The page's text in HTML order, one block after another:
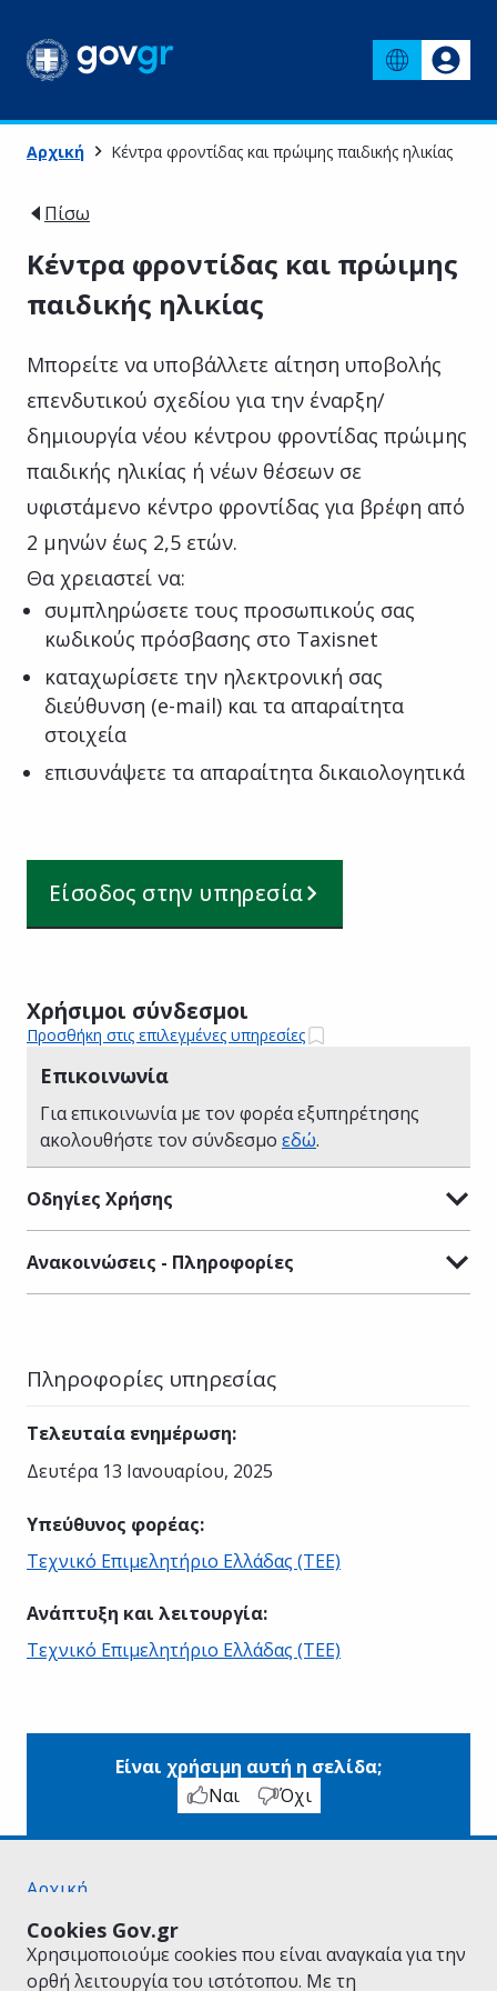
Cookies Gov.gr
Χρησιμοποιούμε cookies που είναι αναγκαία για την
ορθή λειτουργία του ιστότοπου. Με τη
Αρχική Κέντρα φροντίδας και πρώιμης παιδικής ηλικίας
Πίσω
Κέντρα φροντίδας και πρώιμης
παιδικής ηλικίας
Μπορείτε να υποβάλλετε αίτηση υποβολής
επενδυτικού σχεδίου για την έναρξη/
δημιουργία νέου κέντρου φροντίδας πρώιμης
παιδικής ηλικίας ή νέων θέσεων σε
υφιστάμενο κέντρο φροντίδας για βρέφη από
2 μηνών έως 2,5 ετών.
Θα χρειαστεί να:
συμπληρώσετε τους προσωπικούς σας
κωδικούς πρόσβασης στο Taxisnet
καταχωρίσετε την ηλεκτρονική σας
διεύθυνση (e-mail) και τα απαραίτητα
στοιχεία
επισυνάψετε τα απαραίτητα δικαιολογητικά
Είσοδος στην υπηρεσία
Χρήσιμοι σύνδεσμοι
Προσθήκη στις επιλεγμένες υπηρεσίες
Επικοινωνία
Για επικοινωνία με τον φορέα εξυπηρέτησης
ακολουθήστε τον σύνδεσμο εδώ.
Οδηγίες Χρήσης
Ανακοινώσεις - Πληροφορίες
Πληροφορίες υπηρεσίας
Τελευταία ενημέρωση:
Δευτέρα 13 Ιανουαρίου, 2025
Υπεύθυνος φορέας:
Τεχνικό Επιμελητήριο Ελλάδας (ΤΕΕ)
Ανάπτυξη και λειτουργία:
Τεχνικό Επιμελητήριο Ελλάδας (ΤΕΕ)
Είναι χρήσιμη αυτή η σελίδα;
Ναι
Όχι
Αρχική
Όροι Χρήσης
Πολιτική Απορρήτου